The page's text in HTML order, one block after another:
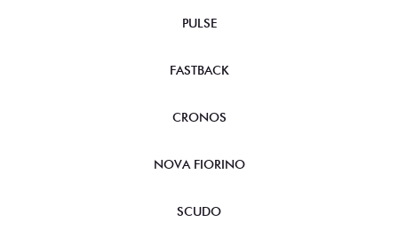
PULSE
FASTBACK
CRONOS
NOVA FIORINO
SCUDO